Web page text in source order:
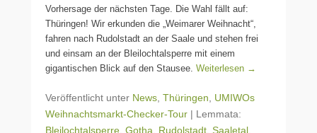
Vorhersage der nächsten Tage. Die Wahl fällt auf:
Thüringen! Wir erkunden die „Weimarer Weihnacht“,
fahren nach Rudolstadt an der Saale und stehen frei
und einsam an der Bleilochtalsperre mit einem
gigantischen Blick auf den Stausee. Weiterlesen →
Veröffentlicht unter News Thüringen
UMIWOs
Weihnachtsmarkt-Checker-Tour | Lemmata:
Bleilochtalsperre Gotha Rudolstadt Saaletal